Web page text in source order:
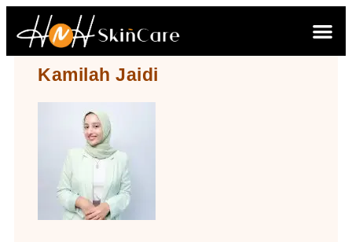
Kamilah Jaidi